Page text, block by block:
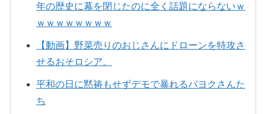
年の歴史に幕を閉じたのに全く話題にならないｗ
ｗｗｗｗｗｗｗｗ
【動画】野菜売りのおじさんにドローンを特攻さ
せるおそロシア。
平和の日に黙祷もせずデモで暴れるパヨクさんた
ち